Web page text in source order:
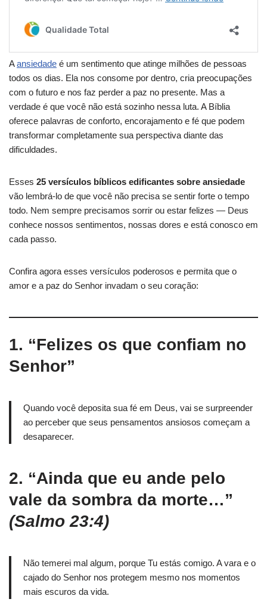
Aansiedade é um sentimento que atinge milhões de pessoas
todos os dias. Ela nos consome por dentro, cria preocupações
com o futuro e nos faz perder a paz no presente. Mas a
verdade é que você não está sozinho nessa luta. A Bíblia
oferece palavras de conforto, encorajamento e fé que podem
transformar completamente sua perspectiva diante das
dificuldades.
Esses 25 versículos bíblicos edificantes sobre ansiedade
vão lembrá-lo de que você não precisa se sentir forte o tempo
todo. Nem sempre precisamos sorrir ou estar felizes — Deus
conhece nossos sentimentos, nossas dores e está conosco em
cada passo.
Confira agora esses versículos poderosos e permita que o
amor e a paz do Senhor invadam o seu coração:
1. “Felizes os que confiam no
Senhor”
Quando você deposita sua fé em Deus, vai se surpreender
ao perceber que seus pensamentos ansiosos começam a
desaparecer.
2. “Ainda que eu ande pelo
vale da sombra da morte…”
(Salmo 23:4)
Não temerei mal algum, porque Tu estás comigo. A vara e o
cajado do Senhor nos protegem mesmo nos momentos
mais escuros da vida.